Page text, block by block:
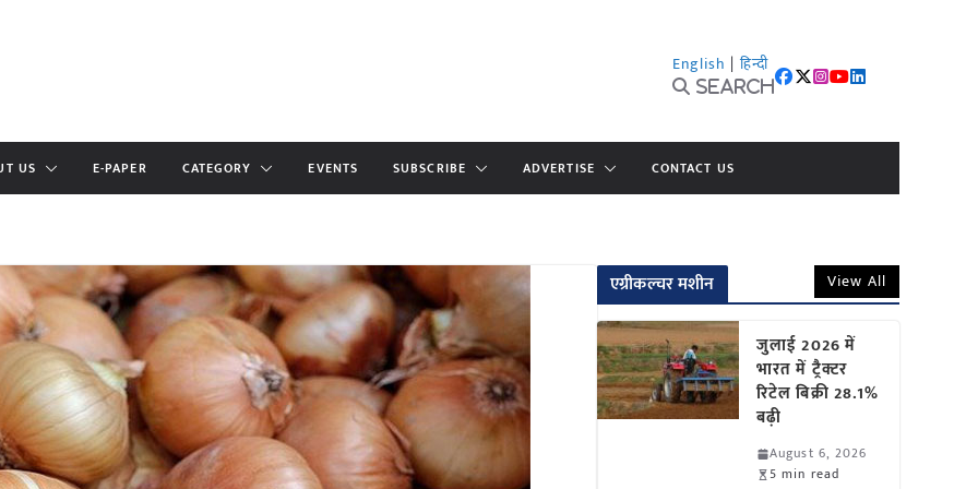
English | हिन्दी
Search
US E-PAPER CATEGORY EVENTS SUBSCRIBE ADVERTISE CONTACT US
एग्रीकल्चर मशीन View All
जुलाई 2026 में
भारत में ट्रैक्टर
रिटेल बिक्री 28.1%
बढ़ी
August 6, 2026
5 min read